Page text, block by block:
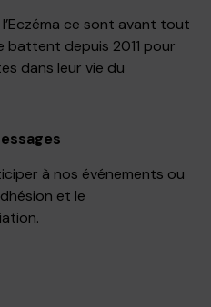
ce sont avant tout
depuis 2011 pour
dans leur vie du
à nos événements ou
et le